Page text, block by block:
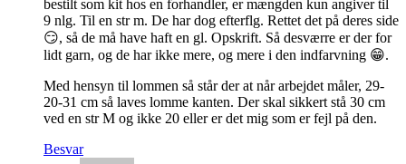
bestilt som kit hos en forhandler, er mængden kun angiver til
9 nlg. Til en str m. De har dog efterflg. Rettet det på deres side
😏, så de må have haft en gl. Opskrift. Så desværre er der for
lidt garn, og de har ikke mere, og mere i den indfarvning 😁.
Med hensyn til lommen så står der at når arbejdet måler, 29-
20-31 cm så laves lomme kanten. Der skal sikkert stå 30 cm
ved en str M og ikke 20 eller er det mig som er fejl på den.
Besvar